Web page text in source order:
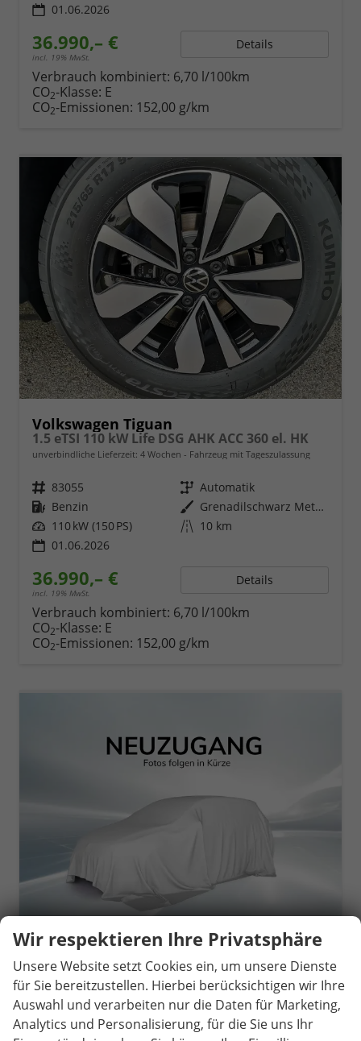
01.06.2026
36.990,– €
incl. 19% MwSt.
Details
Verbrauch kombiniert: 6,70 l/100km
CO2-Klasse: E
CO2-Emissionen: 152,00 g/km
Volkswagen Tiguan
1.5 eTSI 110 kW Life DSG AHK ACC 360 el. HK
unverbindliche Lieferzeit: 4 Wochen Fahrzeug mit Tageszulassung
Fahrzeugnr. 83055 Getriebe Automatik
Kraftstoff Benzin Außenfarbe
Grenadilschwarz Metallic
Leistung 110 kW (150 PS) Kilometerstand 10 km
01.06.2026
36.990,– €
incl. 19% MwSt.
Details
Verbrauch kombiniert: 6,70 l/100km
CO2-Klasse: E
CO2-Emissionen: 152,00 g/km
Volkswagen Tiguan
2.0 TDI 110 kW Life DSG AHK ACC Area View Travel
unverbindliche Lieferzeit: 14 Tage Neuwagen
Fahrzeugnr. 81161 GetriebeAutomatik
Wir respektieren Ihre Privatsphäre
Unsere Website setzt Cookies ein, um unsere Dienste
für Sie bereitzustellen. Hierbei berücksichtigen wir Ihre
Auswahl und verarbeiten nur die Daten für Marketing,
Analytics und Personalisierung, für die Sie uns Ihr